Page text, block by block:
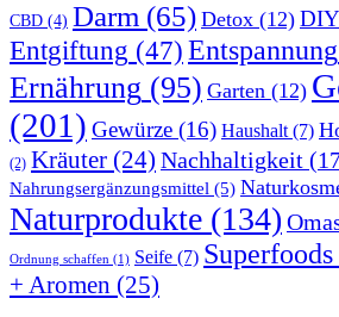
CBD (4) Darm (65) Detox (12) DIY
Entgiftung (47)Entspannung
Ernährung (95) Garten (12)
(201) Gewürze (16) Haushalt(7)
(2) Kräuter (24) Nachhaltigkeit
Nahrungsergänzungsmittel (5)
Naturprodukte (134)
Ordnung schaffen (1) Seife (7) Superfoods
+ Aromen (25)